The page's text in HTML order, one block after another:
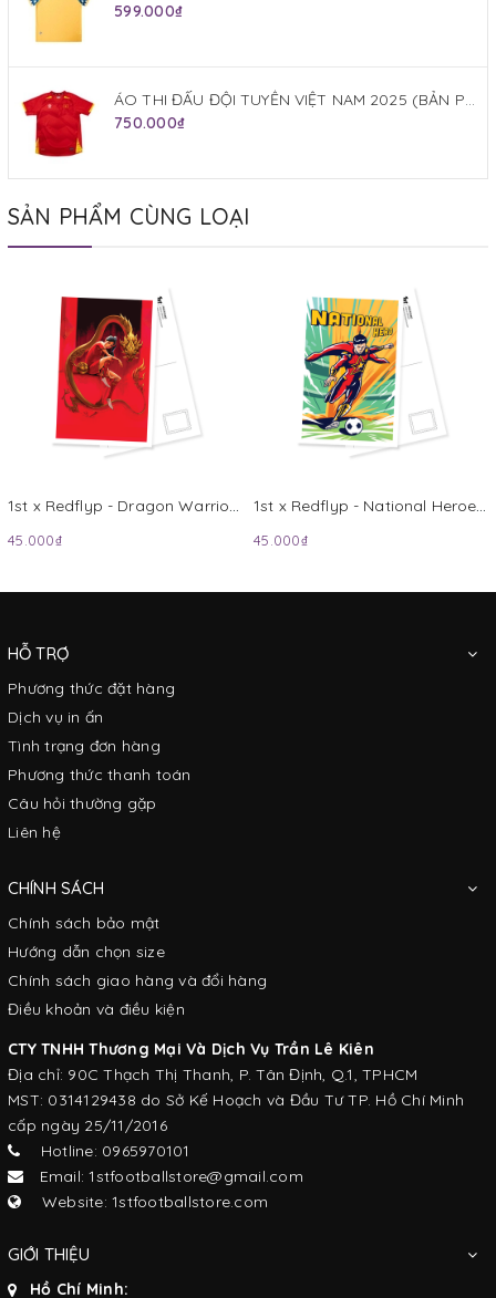
599.000₫
ÁO THI ĐẤU ĐỘI TUYỂN VIỆT NAM 2025 (BẢN PLAYER) JOGARBOLA SÂN NHÀ MÀU ĐỎ
750.000₫
SẢN PHẨM CÙNG LOẠI
1st x Redflyp - Dragon Warrior Postcard
45.000₫
1st x Redflyp - National Heroes 1 Postcard
45.000₫
HỖ TRỢ
Phương thức đặt hàng
Dịch vụ in ấn
Tình trạng đơn hàng
Phương thức thanh toán
Câu hỏi thường gặp
Liên hệ
CHÍNH SÁCH
Chính sách bảo mật
Hướng dẫn chọn size
Chính sách giao hàng và đổi hàng
Điều khoản và điều kiện
CTY TNHH Thương Mại Và Dịch Vụ Trần Lê Kiên
Địa chỉ: 90C Thạch Thị Thanh, P. Tân Định, Q.1, TPHCM
MST: 0314129438 do Sở Kế Hoạch và Đầu Tư TP. Hồ Chí Minh
cấp ngày 25/11/2016
Hotline: 0965970101
Email: 1stfootballstore@gmail.com
Website: 1stfootballstore.com
GIỚI THIỆU
Hồ Chí Minh: